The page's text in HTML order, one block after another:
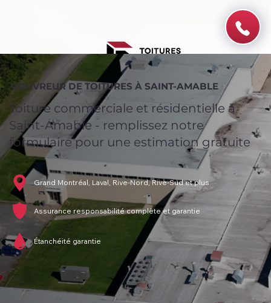
COUVREUR DE TOITURES À SAINT-AMABLE
Toiture commerciale et résidentielle à
Saint-Amable - remplissez notre
formulaire pour une estimation gratuite
!
Grand Montréal, Laval, Rive-Nord, Rive-Sud et plus
Assurance responsabilité complète et garantie
Étanchéité garantie